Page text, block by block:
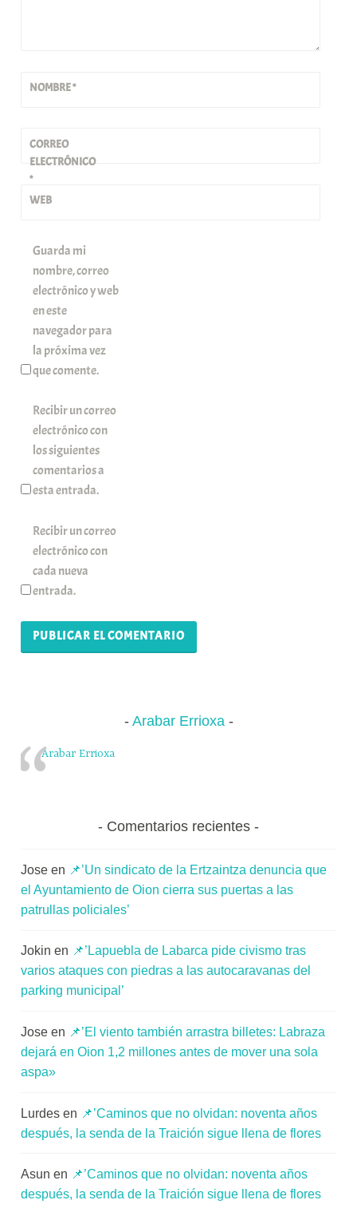
NOMBRE*
CORREO
ELECTRÓNICO
*
WEB
Guarda mi
nombre, correo
electrónico y web
en este
navegador para
la próxima vez
que comente.
Recibir un correo
electrónico con
los siguientes
comentarios a
esta entrada.
Recibir un correo
electrónico con
cada nueva
entrada.
Arabar Errioxa
Arabar Errioxa
Comentarios recientes
Jose en 📌’Un sindicato de la Ertzaintza denuncia que
el Ayuntamiento de Oion cierra sus puertas a las
patrullas policiales’
Jokin en 📌’Lapuebla de Labarca pide civismo tras
varios ataques con piedras a las autocaravanas del
parking municipal’
Jose en 📌’El viento también arrastra billetes: Labraza
dejará en Oion 1,2 millones antes de mover una sola
aspa»
Lurdes en 📌’Caminos que no olvidan: noventa años
después, la senda de la Traición sigue llena de flores
Asun en 📌’Caminos que no olvidan: noventa años
después, la senda de la Traición sigue llena de flores